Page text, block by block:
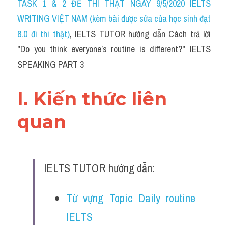
TASK 1 & 2 ĐỀ THI THẬT NGÀY 9/5/2020 IELTS
WRITING VIỆT NAM (kèm bài được sửa của học sinh đạt
6.0 đi thi thật), IELTS TUTOR hướng dẫn Cách trả lời
"Do you think everyone’s routine is different?" IELTS
SPEAKING PART 3
I. Kiến thức liên
quan
IELTS TUTOR hướng dẫn:
Từ vựng Topic Daily routine
IELTS